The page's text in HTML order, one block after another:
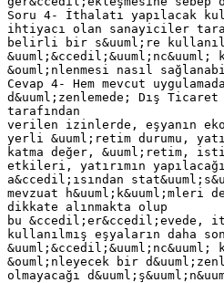
Soru 4- İthalatı yapılacak
ihtiyacı olan sanayiciler
belirli bir s&uuml;re
&ouml;nlenmesi nasıl
Cevap 4- Hem mevcut
d&uuml;zenlemede; Dış Ticaret
tarafından
verilen izinlerde, eşyanın
yerli &uuml;retim durumu,
katma değer, &uuml;retim,
etkileri, yatırımın
a&ccedil;ısından
mevzuat h&uuml;k&uuml;mleri
dikkate alınmakta olup
bu &ccedil;er&ccedil;evede,
kullanılmış eşyaların daha
&ouml;nleyecek bir
olmayacağı